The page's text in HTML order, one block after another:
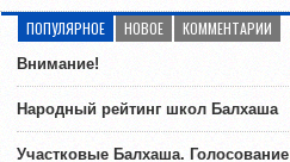
ПОПУЛЯРНОЕ НОВОЕ КОММЕНТАРИИ
Внимание!
Народный рейтинг школ Балхаша
Участковые Балхаша. Голосование